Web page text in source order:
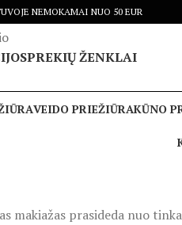
NEMOKAMAI NUO 50 EUR
PREKIŲ ŽENKLAI
VEIDO PRIEŽIŪRAKŪNO
makiažas prasideda nuo